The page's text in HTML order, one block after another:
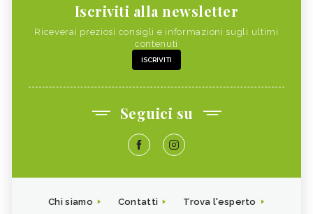
Iscriviti alla newsletter
Riceverai preziosi consigli e informazioni sugli ultimi
contenuti
ISCRIVITI
Seguici su
Chi siamo Contatti Trova l'esperto